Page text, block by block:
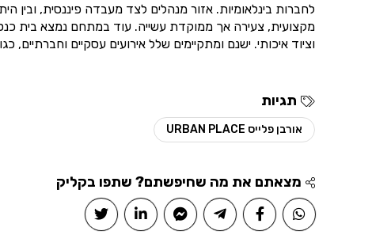
לחברות בינלאומיות. אזור מנהלים לצד מעבדה פיננסית, ובין
מקצועית, צעירה אך ממוקדת עשייה. עוד במתחם נמצא בית
וציוד איכותי. ישנם ומתקיימים שלל אירועים עסקיים וחברתיים,
תגיות
אורבן פלייס URBAN PLACE
מצאתם את מה שחיפשתם? שתפו בקליק